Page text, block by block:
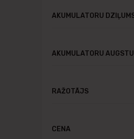
AKUMULATORU
AKUMULATORU
RAŽOTĀJS
CENA